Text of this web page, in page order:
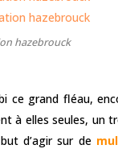
hazebrouck
grand fléau,
à elles seules, un
d’agir sur de